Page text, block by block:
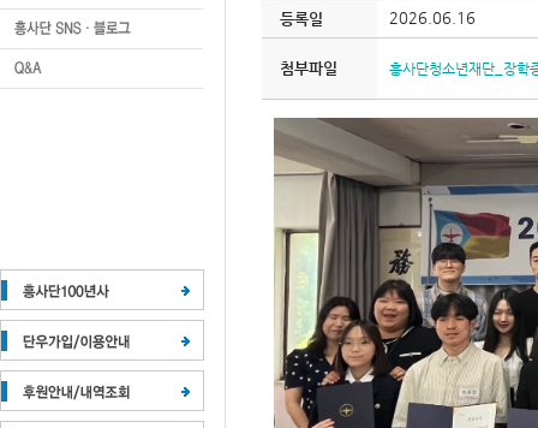
등록일 2026.06.16
첨부파일 흥사단청소년재단_장학